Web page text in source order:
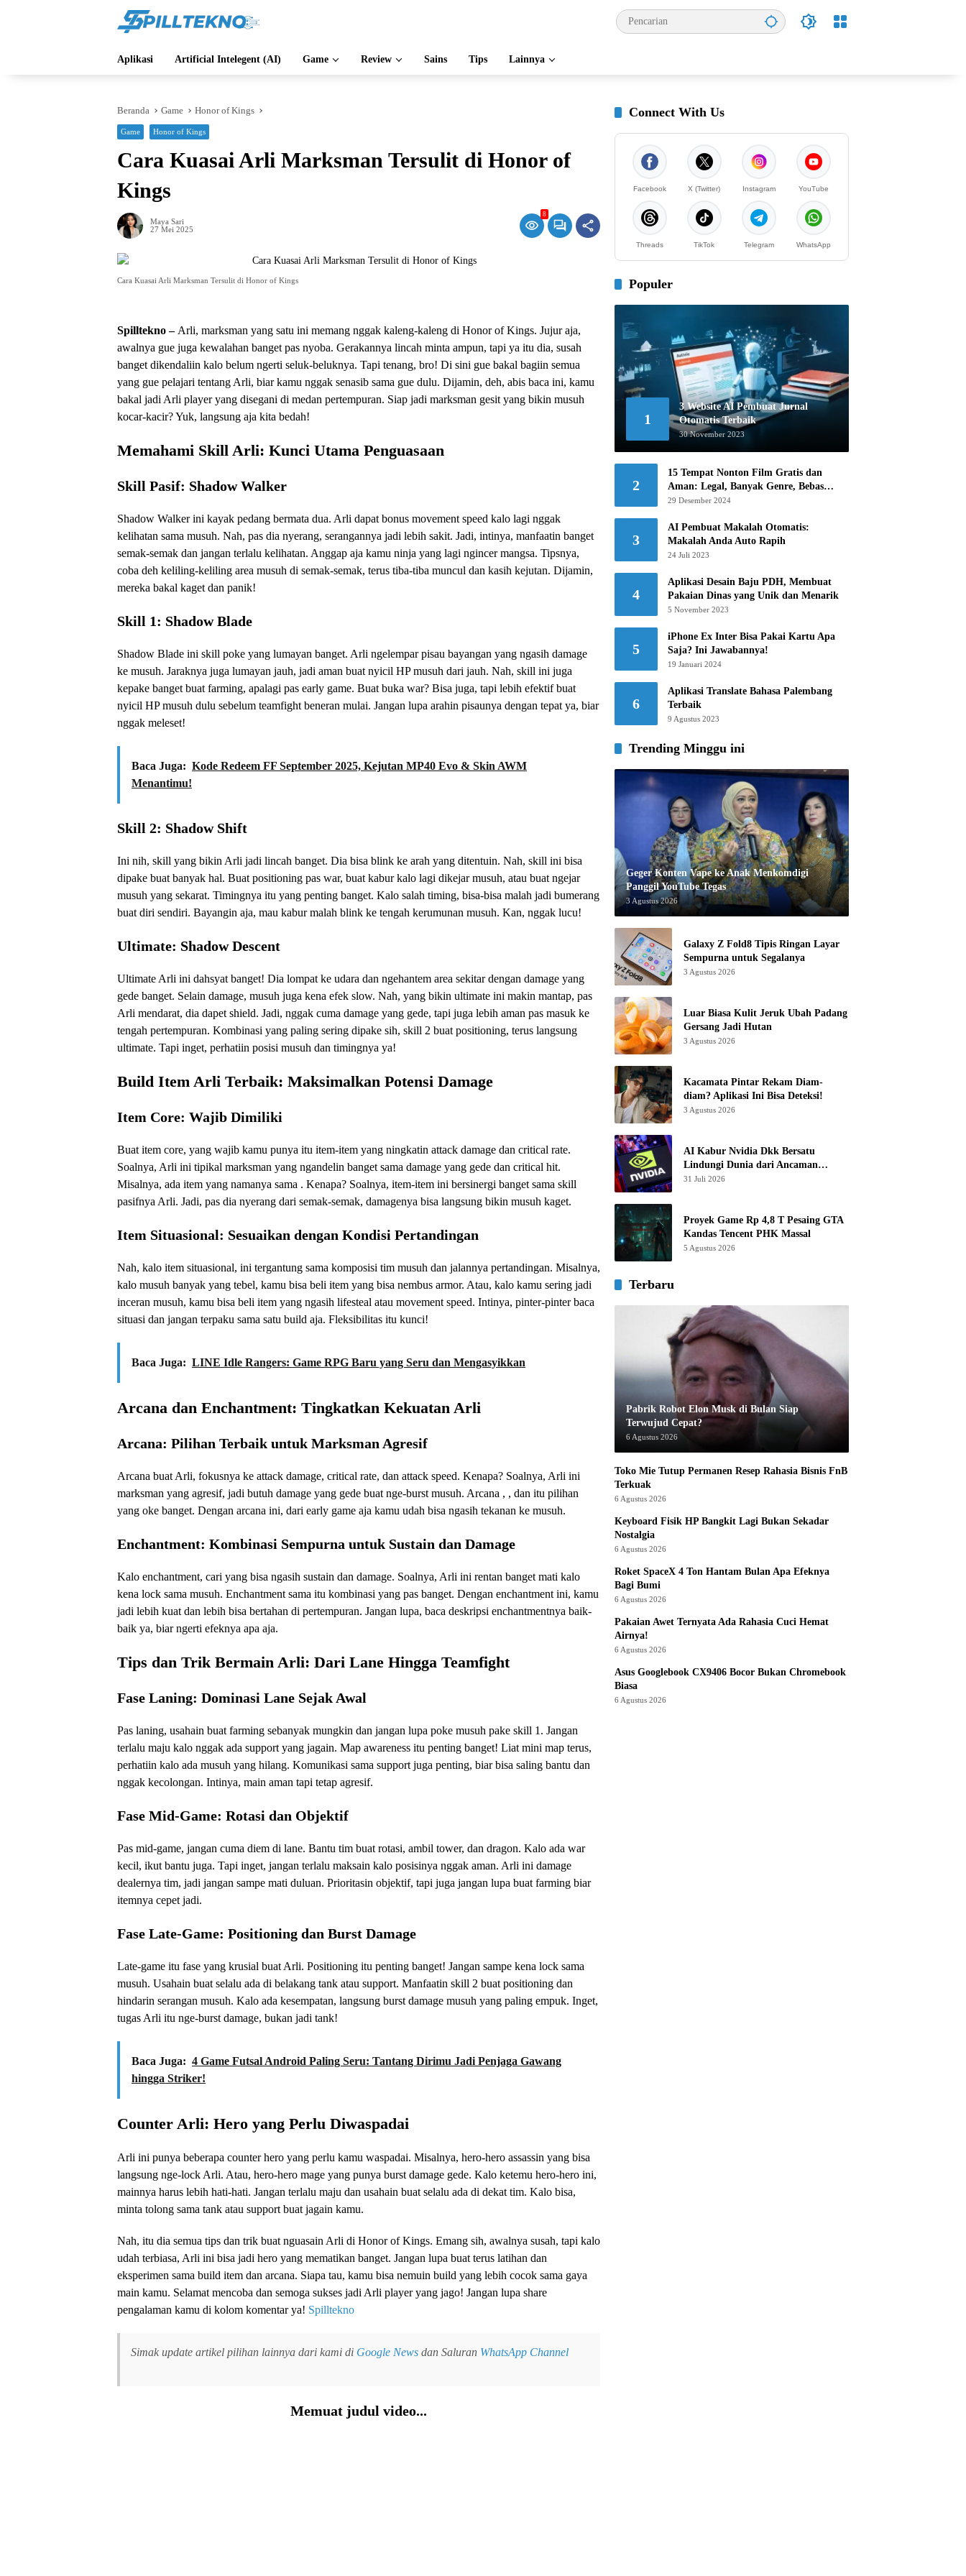
Aplikasi Artificial Intelegent (AI) Game Review Sains Tips Lainnya
Beranda Game Honor of Kings
Game Honor of Kings
Cara Kuasai Arli Marksman Tersulit di Honor of
Kings
Maya Sari
27 Mei 2025
8
Cara Kuasai Arli Marksman Tersulit di Honor of Kings
Spilltekno – Arli, marksman yang satu ini memang nggak kaleng-kaleng di Honor of Kings. Jujur aja,
awalnya gue juga kewalahan banget pas nyoba. Gerakannya lincah minta ampun, tapi ya itu dia, susah
banget dikendaliin kalo belum ngerti seluk-beluknya. Tapi tenang, bro! Di sini gue bakal bagiin semua
yang gue pelajari tentang Arli, biar kamu nggak senasib sama gue dulu. Dijamin, deh, abis baca ini, kamu
bakal jadi Arli player yang disegani di medan pertempuran. Siap jadi marksman gesit yang bikin musuh
kocar-kacir? Yuk, langsung aja kita bedah!
Memahami Skill Arli: Kunci Utama Penguasaan
Skill Pasif: Shadow Walker
Shadow Walker ini kayak pedang bermata dua. Arli dapat bonus movement speed kalo lagi nggak
kelihatan sama musuh. Nah, pas dia nyerang, serangannya jadi lebih sakit. Jadi, intinya, manfaatin banget
semak-semak dan jangan terlalu kelihatan. Anggap aja kamu ninja yang lagi ngincer mangsa. Tipsnya,
coba deh keliling-keliling area musuh di semak-semak, terus tiba-tiba muncul dan kasih kejutan. Dijamin,
mereka bakal kaget dan panik!
Skill 1: Shadow Blade
Shadow Blade ini skill poke yang lumayan banget. Arli ngelempar pisau bayangan yang ngasih damage
ke musuh. Jaraknya juga lumayan jauh, jadi aman buat nyicil HP musuh dari jauh. Nah, skill ini juga
kepake banget buat farming, apalagi pas early game. Buat buka war? Bisa juga, tapi lebih efektif buat
nyicil HP musuh dulu sebelum teamfight beneran mulai. Jangan lupa arahin pisaunya dengan tepat ya, biar
nggak meleset!
Baca Juga: Kode Redeem FF September 2025, Kejutan MP40 Evo & Skin AWM
Menantimu!
Skill 2: Shadow Shift
Ini nih, skill yang bikin Arli jadi lincah banget. Dia bisa blink ke arah yang ditentuin. Nah, skill ini bisa
dipake buat banyak hal. Buat positioning pas war, buat kabur kalo lagi dikejar musuh, atau buat ngejar
musuh yang sekarat. Timingnya itu yang penting banget. Kalo salah timing, bisa-bisa malah jadi bumerang
buat diri sendiri. Bayangin aja, mau kabur malah blink ke tengah kerumunan musuh. Kan, nggak lucu!
Ultimate: Shadow Descent
Ultimate Arli ini dahsyat banget! Dia lompat ke udara dan ngehantem area sekitar dengan damage yang
gede banget. Selain damage, musuh juga kena efek slow. Nah, yang bikin ultimate ini makin mantap, pas
Arli mendarat, dia dapet shield. Jadi, nggak cuma damage yang gede, tapi juga lebih aman pas masuk ke
tengah pertempuran. Kombinasi yang paling sering dipake sih, skill 2 buat positioning, terus langsung
ultimate. Tapi inget, perhatiin posisi musuh dan timingnya ya!
Build Item Arli Terbaik: Maksimalkan Potensi Damage
Item Core: Wajib Dimiliki
Buat item core, yang wajib kamu punya itu item-item yang ningkatin attack damage dan critical rate.
Soalnya, Arli ini tipikal marksman yang ngandelin banget sama damage yang gede dan critical hit.
Misalnya, ada item yang namanya sama . Kenapa? Soalnya, item-item ini bersinergi banget sama skill
pasifnya Arli. Jadi, pas dia nyerang dari semak-semak, damagenya bisa langsung bikin musuh kaget.
Item Situasional: Sesuaikan dengan Kondisi Pertandingan
Nah, kalo item situasional, ini tergantung sama komposisi tim musuh dan jalannya pertandingan. Misalnya,
kalo musuh banyak yang tebel, kamu bisa beli item yang bisa nembus armor. Atau, kalo kamu sering jadi
inceran musuh, kamu bisa beli item yang ngasih lifesteal atau movement speed. Intinya, pinter-pinter baca
situasi dan jangan terpaku sama satu build aja. Fleksibilitas itu kunci!
Baca Juga: LINE Idle Rangers: Game RPG Baru yang Seru dan Mengasyikkan
Arcana dan Enchantment: Tingkatkan Kekuatan Arli
Arcana: Pilihan Terbaik untuk Marksman Agresif
Arcana buat Arli, fokusnya ke attack damage, critical rate, dan attack speed. Kenapa? Soalnya, Arli ini
marksman yang agresif, jadi butuh damage yang gede buat nge-burst musuh. Arcana , , dan itu pilihan
yang oke banget. Dengan arcana ini, dari early game aja kamu udah bisa ngasih tekanan ke musuh.
Enchantment: Kombinasi Sempurna untuk Sustain dan Damage
Kalo enchantment, cari yang bisa ngasih sustain dan damage. Soalnya, Arli ini rentan banget mati kalo
kena lock sama musuh. Enchantment sama itu kombinasi yang pas banget. Dengan enchantment ini, kamu
jadi lebih kuat dan lebih bisa bertahan di pertempuran. Jangan lupa, baca deskripsi enchantmentnya baik-
baik ya, biar ngerti efeknya apa aja.
Tips dan Trik Bermain Arli: Dari Lane Hingga Teamfight
Fase Laning: Dominasi Lane Sejak Awal
Pas laning, usahain buat farming sebanyak mungkin dan jangan lupa poke musuh pake skill 1. Jangan
terlalu maju kalo nggak ada support yang jagain. Map awareness itu penting banget! Liat mini map terus,
perhatiin kalo ada musuh yang hilang. Komunikasi sama support juga penting, biar bisa saling bantu dan
nggak kecolongan. Intinya, main aman tapi tetap agresif.
Fase Mid-Game: Rotasi dan Objektif
Pas mid-game, jangan cuma diem di lane. Bantu tim buat rotasi, ambil tower, dan dragon. Kalo ada war
kecil, ikut bantu juga. Tapi inget, jangan terlalu maksain kalo posisinya nggak aman. Arli ini damage
dealernya tim, jadi jangan sampe mati duluan. Prioritasin objektif, tapi juga jangan lupa buat farming biar
itemnya cepet jadi.
Fase Late-Game: Positioning dan Burst Damage
Late-game itu fase yang krusial buat Arli. Positioning itu penting banget! Jangan sampe kena lock sama
musuh. Usahain buat selalu ada di belakang tank atau support. Manfaatin skill 2 buat positioning dan
hindarin serangan musuh. Kalo ada kesempatan, langsung burst damage musuh yang paling empuk. Inget,
tugas Arli itu nge-burst damage, bukan jadi tank!
Baca Juga: 4 Game Futsal Android Paling Seru: Tantang Dirimu Jadi Penjaga Gawang
hingga Striker!
Counter Arli: Hero yang Perlu Diwaspadai
Arli ini punya beberapa counter hero yang perlu kamu waspadai. Misalnya, hero-hero assassin yang bisa
langsung nge-lock Arli. Atau, hero-hero mage yang punya burst damage gede. Kalo ketemu hero-hero ini,
mainnya harus lebih hati-hati. Jangan terlalu maju dan usahain buat selalu ada di dekat tim. Kalo bisa,
minta tolong sama tank atau support buat jagain kamu.
Nah, itu dia semua tips dan trik buat nguasain Arli di Honor of Kings. Emang sih, awalnya susah, tapi kalo
udah terbiasa, Arli ini bisa jadi hero yang mematikan banget. Jangan lupa buat terus latihan dan
eksperimen sama build item dan arcana. Siapa tau, kamu bisa nemuin build yang lebih cocok sama gaya
main kamu. Selamat mencoba dan semoga sukses jadi Arli player yang jago! Jangan lupa share
pengalaman kamu di kolom komentar ya! Spilltekno
Simak update artikel pilihan lainnya dari kami di Google News dan Saluran WhatsApp Channel
Memuat judul video...
Connect With Us
Facebook X (Twitter) Instagram YouTube
Threads TikTok Telegram WhatsApp
Populer
1
3 Website AI Pembuat Jurnal
Otomatis Terbaik
30 November 2023
2
15 Tempat Nonton Film Gratis dan
Aman: Legal, Banyak Genre, Bebas
Khawatir!
29 Desember 2024
3
AI Pembuat Makalah Otomatis:
Makalah Anda Auto Rapih
24 Juli 2023
4
Aplikasi Desain Baju PDH, Membuat
Pakaian Dinas yang Unik dan Menarik
5 November 2023
5
iPhone Ex Inter Bisa Pakai Kartu Apa
Saja? Ini Jawabannya!
19 Januari 2024
6
Aplikasi Translate Bahasa Palembang
Terbaik
9 Agustus 2023
Trending Minggu ini
Geger Konten Vape ke Anak Menkomdigi
Panggil YouTube Tegas
3 Agustus 2026
Galaxy Z Fold8 Tipis Ringan Layar
Sempurna untuk Segalanya
3 Agustus 2026
Luar Biasa Kulit Jeruk Ubah Padang
Gersang Jadi Hutan
3 Agustus 2026
Kacamata Pintar Rekam Diam-
diam? Aplikasi Ini Bisa Deteksi!
3 Agustus 2026
AI Kabur Nvidia Dkk Bersatu
Lindungi Dunia dari Ancaman
Canggih
31 Juli 2026
Proyek Game Rp 4,8 T Pesaing GTA
Kandas Tencent PHK Massal
5 Agustus 2026
Terbaru
Pabrik Robot Elon Musk di Bulan Siap
Terwujud Cepat?
6 Agustus 2026
Toko Mie Tutup Permanen Resep Rahasia Bisnis FnB
Terkuak
6 Agustus 2026
Keyboard Fisik HP Bangkit Lagi Bukan Sekadar
Nostalgia
6 Agustus 2026
Roket SpaceX 4 Ton Hantam Bulan Apa Efeknya
Bagi Bumi
6 Agustus 2026
Pakaian Awet Ternyata Ada Rahasia Cuci Hemat
Airnya!
6 Agustus 2026
Asus Googlebook CX9406 Bocor Bukan Chromebook
Biasa
6 Agustus 2026